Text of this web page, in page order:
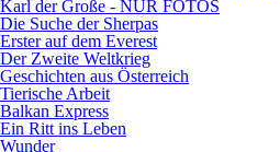
Karl der Große - NUR FOTOS
Die Suche der Sherpas
Erster auf dem Everest
Der Zweite Weltkrieg
Geschichten aus Österreich
Tierische Arbeit
Balkan Express
Ein Ritt ins Leben
Wunder